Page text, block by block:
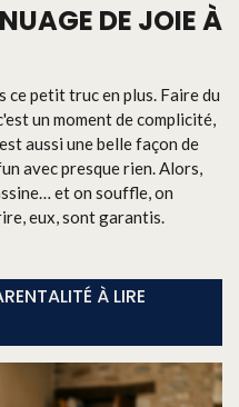
DE JOIE À
ce petit truc en plus. Faire du
un moment de complicité,
aussi une belle façon de
avec presque rien. Alors,
et on souffle, on
eux, sont garantis.
À LIRE